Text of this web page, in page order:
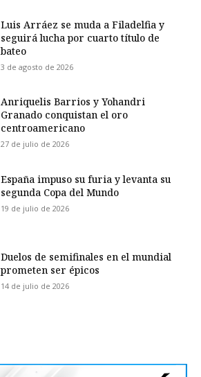
Luis Arráez se muda a Filadelfia y
seguirá lucha por cuarto título de
bateo
3 de agosto de 2026
Anriquelis Barrios y Yohandri
Granado conquistan el oro
centroamericano
27 de julio de 2026
España impuso su furia y levanta su
segunda Copa del Mundo
19 de julio de 2026
Duelos de semifinales en el mundial
prometen ser épicos
14 de julio de 2026